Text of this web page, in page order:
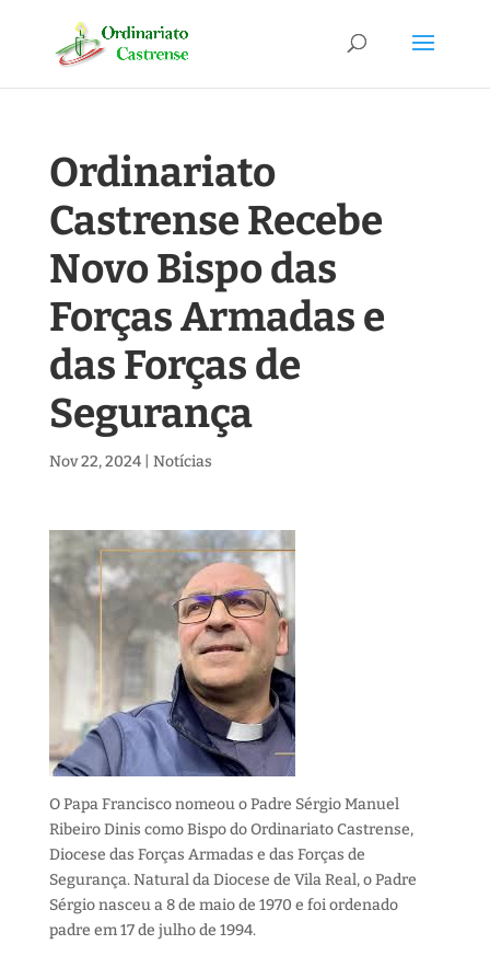
Ordinariato
Castrense Recebe
Novo Bispo das
Forças Armadas e
das Forças de
Segurança
Nov 22, 2024| Notícias
O Papa Francisco nomeou o Padre Sérgio Manuel
Ribeiro Dinis como Bispo do Ordinariato Castrense,
Diocese das Forças Armadas e das Forças de
Segurança. Natural da Diocese de Vila Real, o Padre
Sérgio nasceu a 8 de maio de 1970 e foi ordenado
padre em 17 de julho de 1994.